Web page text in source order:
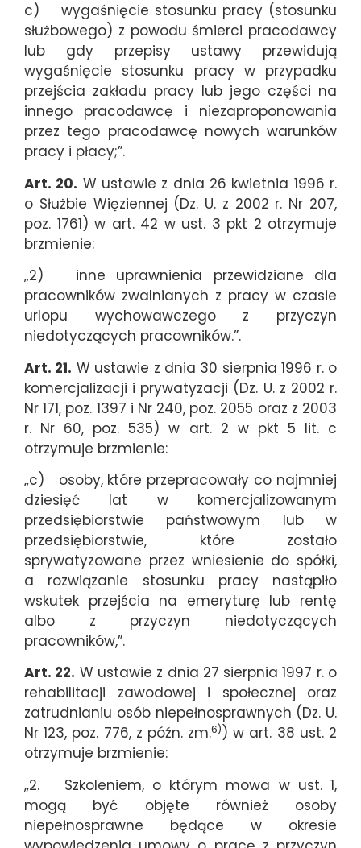
c) wygaśnięcie stosunku pracy (stosunku
służbowego) z powodu śmierci pracodawcy
lub gdy przepisy ustawy przewidują
wygaśnięcie stosunku pracy w przypadku
przejścia zakładu pracy lub jego części na
innego pracodawcę i niezaproponowania
przez tego pracodawcę nowych warunków
pracy i płacy;”.
Art. 20. W ustawie z dnia 26 kwietnia 1996 r.
o Służbie Więziennej (Dz. U. z 2002 r. Nr 207,
poz. 1761) w art. 42 w ust. 3 pkt 2 otrzymuje
brzmienie:
„2) inne uprawnienia przewidziane dla
pracowników zwalnianych z pracy w czasie
urlopu wychowawczego z przyczyn
niedotyczących pracowników.”.
Art. 21. W ustawie z dnia 30 sierpnia 1996 r. o
komercjalizacji i prywatyzacji (Dz. U. z 2002 r.
Nr 171, poz. 1397 i Nr 240, poz. 2055 oraz z 2003
r. Nr 60, poz. 535) w art. 2 w pkt 5 lit. c
otrzymuje brzmienie:
„c) osoby, które przepracowały co najmniej
dziesięć lat w komercjalizowanym
przedsiębiorstwie państwowym lub w
przedsiębiorstwie, które zostało
sprywatyzowane przez wniesienie do spółki,
a rozwiązanie stosunku pracy nastąpiło
wskutek przejścia na emeryturę lub rentę
albo z przyczyn niedotyczących
pracowników,”.
Art. 22. W ustawie z dnia 27 sierpnia 1997 r. o
rehabilitacji zawodowej i społecznej oraz
zatrudnianiu osób niepełnosprawnych (Dz. U.
Nr 123, poz. 776, z późn. zm.6) ) w art. 38 ust. 2
otrzymuje brzmienie:
„2. Szkoleniem, o którym mowa w ust. 1,
mogą być objęte również osoby
niepełnosprawne będące w okresie